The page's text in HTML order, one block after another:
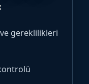
gereklilikleri